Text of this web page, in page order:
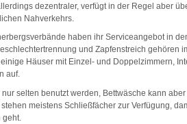
dezentraler, verfügt in der Regel aber
Nahverkehrs.
haben ihr Serviceangebot in
und Zapfenstreich gehören
Häuser mit Einzel- und Doppelzimmern,
auf.
selten benutzt werden, Bettwäsche kann
meistens Schließfächer zur Verfügung,
geht.